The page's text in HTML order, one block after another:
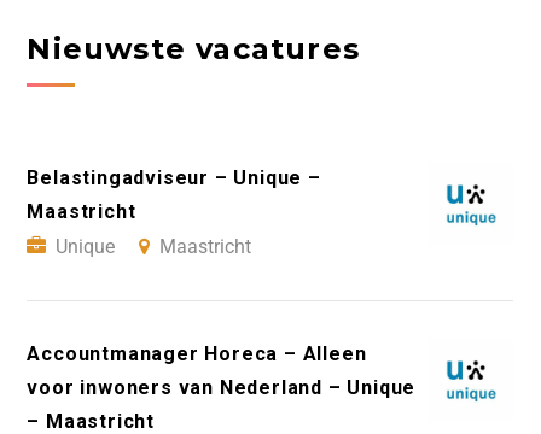
Nieuwste vacatures
Belastingadviseur – Unique –
Maastricht
Unique
Maastricht
Accountmanager Horeca – Alleen
voor inwoners van Nederland – Unique
– Maastricht